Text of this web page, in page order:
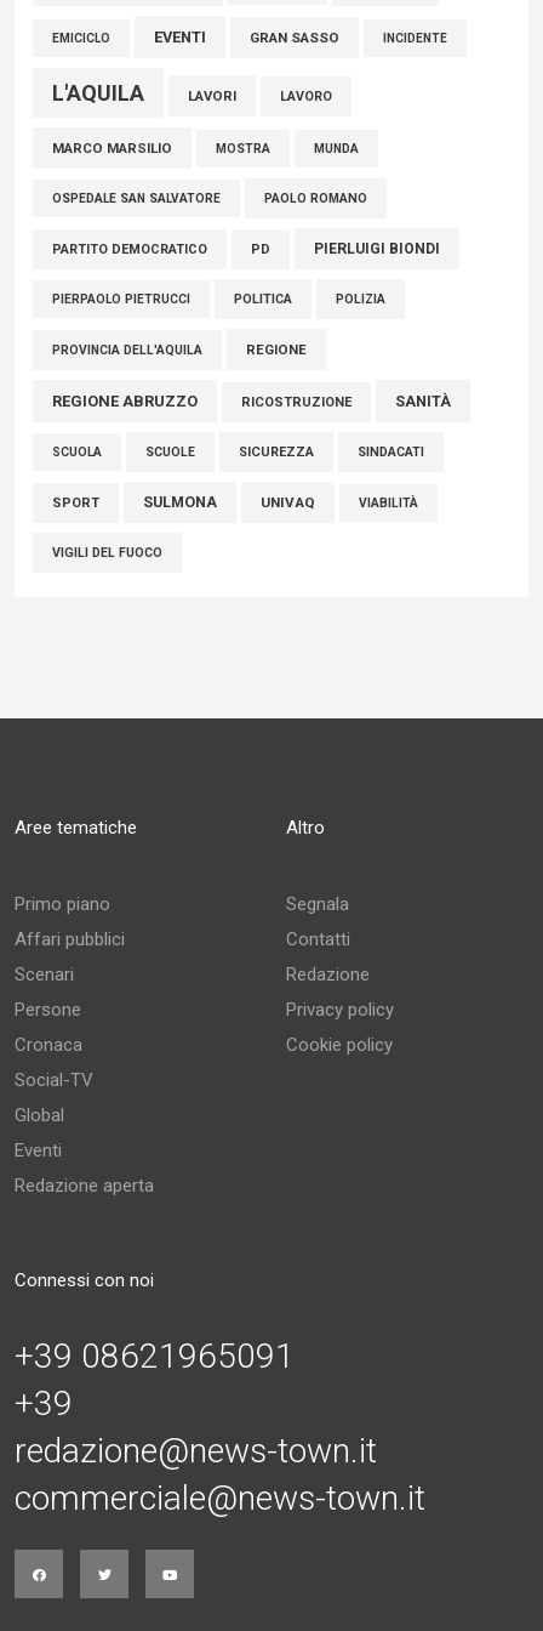
EMICICLO EVENTI GRAN SASSO INCIDENTE
L'AQUILA LAVORI LAVORO
MARCO MARSILIO MOSTRA MUNDA
OSPEDALE SAN SALVATORE PAOLO ROMANO
PARTITO DEMOCRATICO PD PIERLUIGI BIONDI
PIERPAOLO PIETRUCCI POLITICA POLIZIA
PROVINCIA DELL'AQUILA REGIONE
REGIONE ABRUZZO RICOSTRUZIONE SANITÀ
SCUOLA SCUOLE SICUREZZA SINDACATI
SPORT SULMONA UNIVAQ VIABILITÀ
VIGILI DEL FUOCO
Aree tematiche
Primo piano
Affari pubblici
Scenari
Persone
Cronaca
Social-TV
Global
Eventi
Redazione aperta
Altro
Segnala
Contatti
Redazione
Privacy policy
Cookie policy
Connessi con noi
+39 08621965091
+39
redazione@news-town.it
commerciale@news-town.it